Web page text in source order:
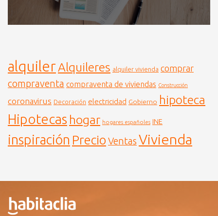
alquilerAlquileres alquiler vivienda comprar
compraventa compraventa de viviendas Construcción
coronavirus Decoración electricidad Gobierno hipoteca
Hipotecas hogar hogares españoles INE
inspiración Precio Ventas Vivienda